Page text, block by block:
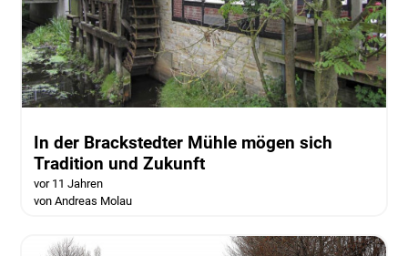
In der Brackstedter Mühle mögen sich
Tradition und Zukunft
vor 11 Jahren
von Andreas Molau